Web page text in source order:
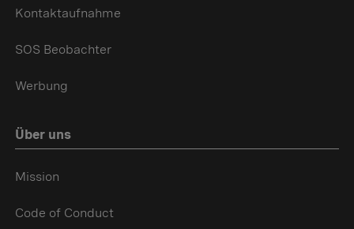
Kontaktaufnahme
SOS Beobachter
Werbung
Über uns
Mission
Code of Conduct